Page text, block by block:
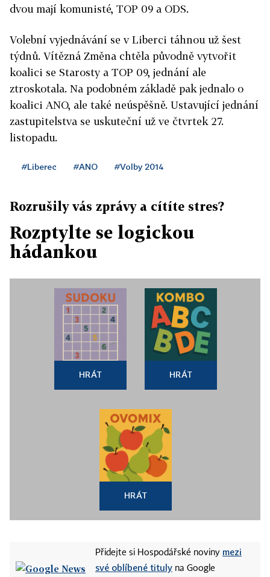
dvou mají komunisté, TOP 09 a ODS.
Volební vyjednávání se v Liberci táhnou už šest
týdnů. Vítězná Změna chtěla původně vytvořit
koalici se Starosty a TOP 09, jednání ale
ztroskotala. Na podobném základě pak jednalo o
koalici ANO, ale také neúspěšně. Ustavující jednání
zastupitelstva se uskuteční už ve čtvrtek 27.
listopadu.
#Liberec #ANO #Volby 2014
Rozrušily vás zprávy a cítíte stres?
Rozptylte se logickou
hádankou
HRÁT HRÁT
HRÁT
Přidejte si Hospodářské noviny mezi
své oblíbené tituly na Google